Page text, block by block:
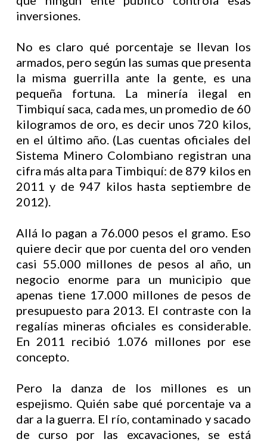
inversiones.
No es claro qué porcentaje se llevan los
armados, pero según las sumas que presenta
la misma guerrilla ante la gente, es una
pequeña fortuna. La minería ilegal en
Timbiquí saca, cada mes, un promedio de 60
kilogramos de oro, es decir unos 720 kilos,
en el último año. (Las cuentas oficiales del
Sistema Minero Colombiano registran una
cifra más alta para Timbiquí: de 879 kilos en
2011 y de 947 kilos hasta septiembre de
2012).
Allá lo pagan a 76.000 pesos el gramo. Eso
quiere decir que por cuenta del oro venden
casi 55.000 millones de pesos al año, un
negocio enorme para un municipio que
apenas tiene 17.000 millones de pesos de
presupuesto para 2013. El contraste con la
regalías mineras oficiales es considerable.
En 2011 recibió 1.076 millones por ese
concepto.
Pero la danza de los millones es un
espejismo. Quién sabe qué porcentaje va a
dar a la guerra. El río, contaminado y sacado
de curso por las excavaciones, se está